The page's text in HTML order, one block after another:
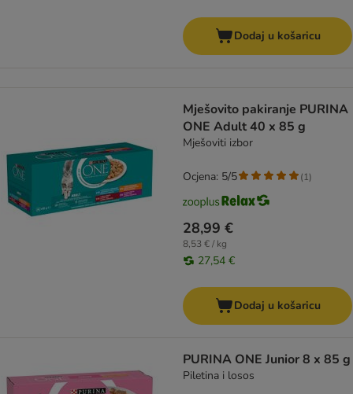
Dodaj u košaricu
Mješovito pakiranje PURINA
ONE Adult 40 x 85 g
Mješoviti izbor
28,99 €
8,53 € / kg
27,54 €
Ocjena: 5/5 (1)
Dodaj u košaricu
PURINA ONE Junior 8 x 85 g
Piletina i losos